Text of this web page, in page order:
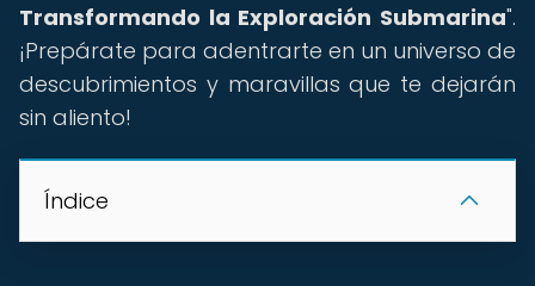
Transformando la Exploración Submarina".
¡Prepárate para adentrarte en un universo de
descubrimientos y maravillas que te dejarán
sin aliento!
Índice